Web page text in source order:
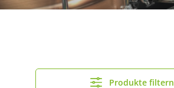
Produkte filtern